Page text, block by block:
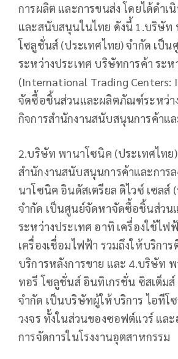
การผลิต และการขนส่ง โดยได้ดำเ
และสนับสนุนในไทย ดังนี้ 1.บริษัท
โซลูชั่นส์ (ประเทศไทย) จำกัด เป็น
ระหว่างประเทศ บริษัทการค้า ระห
(International Trading Centers:
จัดซื้อชิ้นส่วนและผลิตภัณฑ์ระหว่า
กิจการสำนักงานสนับสนุนการค้าแ
2.บริษัท พานาโซนิค (ประเทศไทย)
สำนักงานสนับสนุนการค้าและการ
นาโซนิค อินดัสเตรียล ดิไวซ์ เซลส์
จำกัด เป็นศูนย์จัดหาจัดซื้อชิ้นส่ว
ระหว่างประเทศ อาทิ เครื่องใช้ไฟ
เครื่องเชื่อมไฟฟ้า รวมถึงให้บริกา
บริการหลังการขาย และ 4.บริษัท
ทอรี โซลูชั่นส์ อินทิเกรชั่น ซิสเต็มส์
จำกัด เป็นบริษัทผู้ให้บริการ ไอที
วงจร ทั้งในส่วนของซอฟต์แวร์ และ
การจัดการในโรงงานอุตสาหกรรม